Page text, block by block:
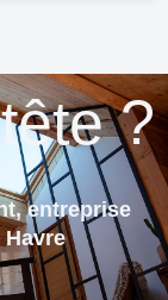
?
entreprise